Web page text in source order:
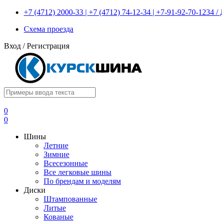
+7 (4712) 2000-33 | +7 (4712) 74-12-34 | +7-91-92-70-1234
Схема проезда
Вход /Регистрация
0
0
Шины
Летние
Зимние
Всесезонные
Все легковые шины
По брендам и моделям
Диски
Штампованные
Литые
Кованые